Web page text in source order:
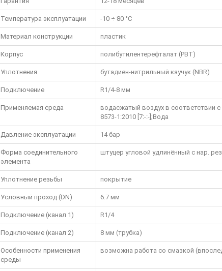
Температура эксплуатации -10 ÷ 80 °C
Материал конструкции пластик
Корпус полибутилентерефталат (PBT)
Уплотнения бутадиен-нитрильный каучук (NBR)
Подключение R1/4-8 мм
Применяемая среда
водасжатый воздух в соответствии с
8573-1:2010 [7:-:-];Вода
Давление эксплуатации 14 бар
Форма соединительного
элемента
штуцер угловой удлинённый с нар.
Уплотнение резьбы покрытие
Условный проход (DN) 6.7 мм
Подключение (канал 1) R1/4
Подключение (канал 2) 8 мм (трубка)
Особенности применения
среды
возможна работа со смазкой